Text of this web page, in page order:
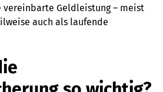
vereinbarte Geldleistung – meist
auch als laufende